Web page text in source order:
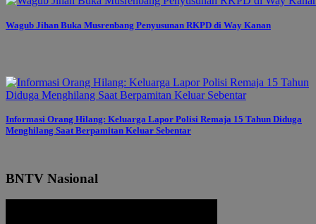
Wagub Jihan Buka Musrenbang Penyusunan RKPD di Way Kanan
Informasi Orang Hilang: Keluarga Lapor Polisi Remaja 15 Tahun Diduga
Menghilang Saat Berpamitan Keluar Sebentar
BNTV Nasional